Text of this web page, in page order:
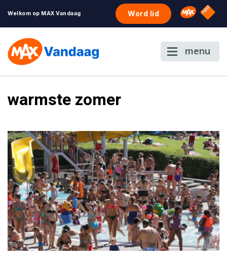
Welkom op MAX Vandaag Word lid Omroep
NPO
menu
warmste zomer